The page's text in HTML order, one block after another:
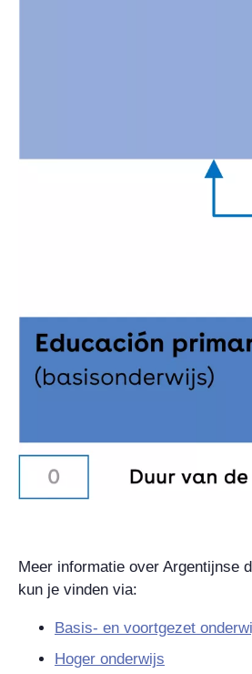
Meer informatie over Argentijnse
kun je vinden via:
Basis- en voortgezet
Hoger onderwijs